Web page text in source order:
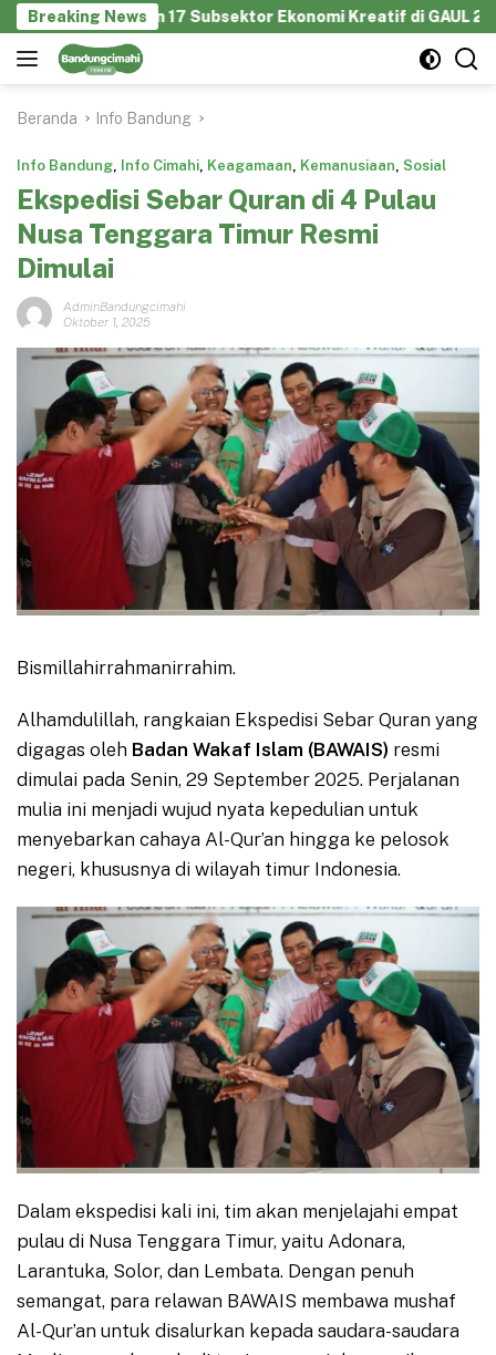
Langsung
ke
konten
Breaking News17 Subsektor Ekonomi Kreatif di GAUL 2026
Beranda Info Bandung
Info Bandung, Info Cimahi, Keagamaan, Kemanusiaan, Sosial
Ekspedisi Sebar Quran di 4 Pulau
Nusa Tenggara Timur Resmi
Dimulai
AdminBandungcimahi
Oktober 1, 2025
Bismillahirrahmanirrahim.
Alhamdulillah, rangkaian Ekspedisi Sebar Quran yang
digagas oleh Badan Wakaf Islam (BAWAIS) resmi
dimulai pada Senin, 29 September 2025. Perjalanan
mulia ini menjadi wujud nyata kepedulian untuk
menyebarkan cahaya Al-Qur’an hingga ke pelosok
negeri, khususnya di wilayah timur Indonesia.
Dalam ekspedisi kali ini, tim akan menjelajahi empat
pulau di Nusa Tenggara Timur, yaitu Adonara,
Larantuka, Solor, dan Lembata. Dengan penuh
semangat, para relawan BAWAIS membawa mushaf
Al-Qur’an untuk disalurkan kepada saudara-saudara